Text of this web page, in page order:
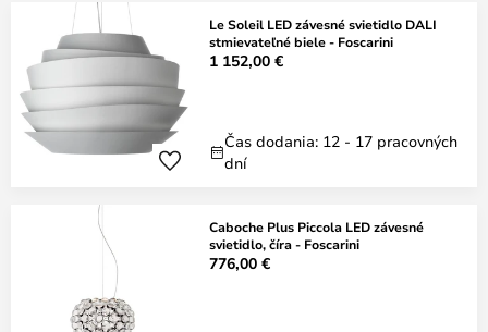
Le Soleil LED závesné svietidlo DALI
stmievateľné biele - Foscarini
1 152,00 €
Čas dodania: 12 - 17 pracovných
dní
Caboche Plus Piccola LED závesné
svietidlo, číra - Foscarini
776,00 €